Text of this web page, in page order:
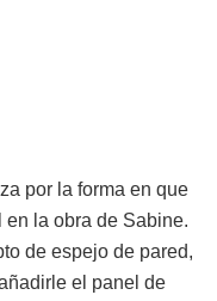
por la forma en que
la obra de Sabine.
de espejo de pared,
el panel de